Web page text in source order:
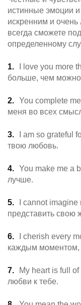
истинные эмоции
искренним и
всегда сможете
определенному
I love you more
больше, чем
You complete
меня во всех
I am so grateful
твою любовь.
You make me a
лучше.
I cannot
представить свою
I cherish every
каждым моментом,
My heart is full
любви к тебе.